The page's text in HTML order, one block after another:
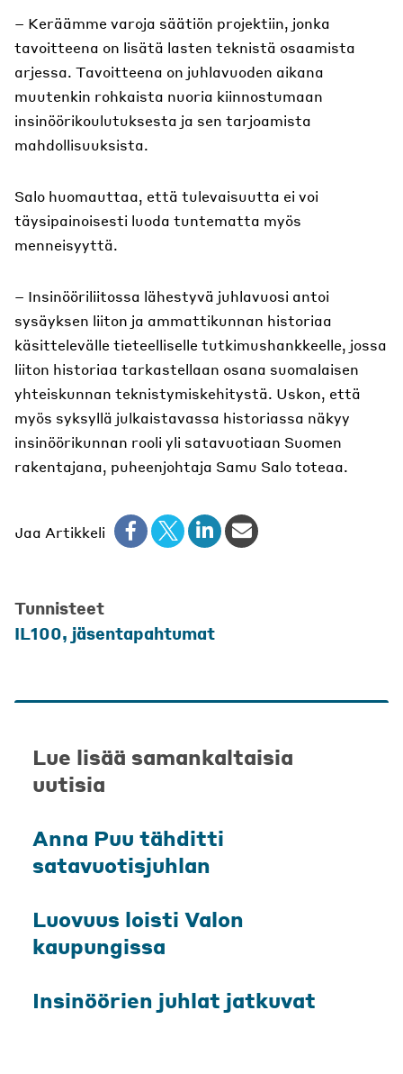
– Keräämme varoja säätiön projektiin, jonka
tavoitteena on lisätä lasten teknistä osaamista
arjessa. Tavoitteena on juhlavuoden aikana
muutenkin rohkaista nuoria kiinnostumaan
insinöörikoulutuksesta ja sen tarjoamista
mahdollisuuksista.
Salo huomauttaa, että tulevaisuutta ei voi
täysipainoisesti luoda tuntematta myös
menneisyyttä.
– Insinööriliitossa lähestyvä juhlavuosi antoi
sysäyksen liiton ja ammattikunnan historiaa
käsittelevälle tieteelliselle tutkimushankkeelle, jossa
liiton historiaa tarkastellaan osana suomalaisen
yhteiskunnan teknistymiskehitystä. Uskon, että
myös syksyllä julkaistavassa historiassa näkyy
insinöörikunnan rooli yli satavuotiaan Suomen
rakentajana, puheenjohtaja Samu Salo toteaa.
Jaa Artikkeli
Tunnisteet
IL100, jäsentapahtumat
Lue lisää samankaltaisia
uutisia
Anna Puu tähditti
satavuotisjuhlan
Luovuus loisti Valon
kaupungissa
Insinöörien juhlat jatkuvat